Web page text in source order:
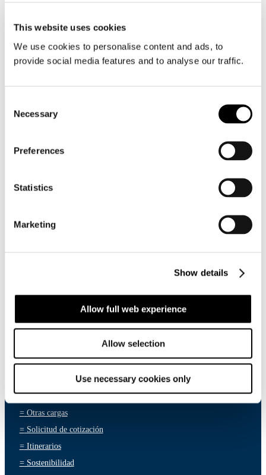
This website uses cookies
We use cookies to personalise content and ads, to
provide social media features and to analyse our traffic.
Selection
Necessary
Preferences
Statistics
Marketing
Show details
Allow full web experience
Allow selection
Use necessary cookies only
Operador logístico
: Santiago
:logistics@transmares.cl
Contacto
Las Condes, Santiago,
©Transmares 2024 – 2026
=Acerca de Ultranav
Servicio alimentador Sur
=Tipos de contenedores
=Otras cargas
=Solicitud de cotización
=Itinerarios
=Sostenibilidad
=Noticias
=Carrera
=Compliance